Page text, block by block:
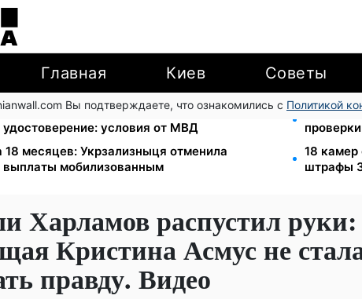
Главная Киев Советы
Вы подтверждаете, что ознакомились с Политикой
из плена бесплатно восстановят
удостоверение: условия от МВД
18 месяцев: Укрзализныця отменила
мобилизованным
18 камер
штрафы
Харламов распустил руки:
Кристина Асмус не
правду. Видео